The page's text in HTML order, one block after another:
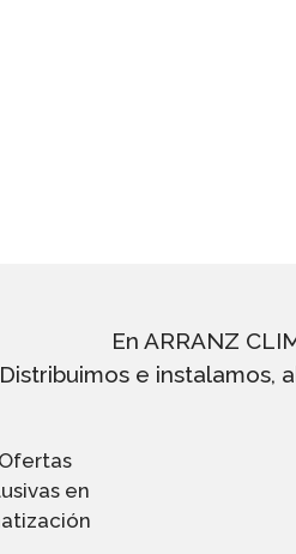
En ARRANZ
Distribuimos e instalamos,